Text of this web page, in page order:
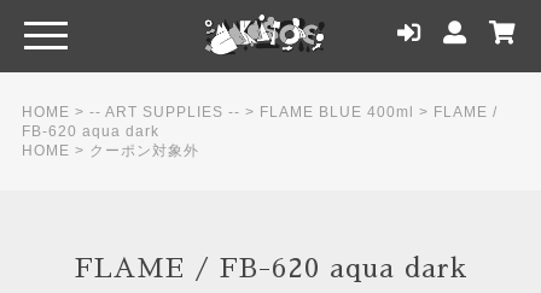
HOME > -- ART SUPPLIES -- > FLAME BLUE 400ml > FLAME /
FB-620 aqua dark
HOME > クーポン対象外
FLAME / FB-620 aqua dark